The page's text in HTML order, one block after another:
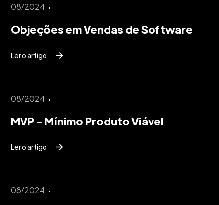
08/2024
Objeções em Vendas de Software
Ler o artigo
08/2024
MVP – Mínimo Produto Viável
Ler o artigo
08/2024